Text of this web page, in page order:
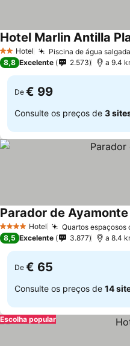
2 Estrelas
Hotel Piscina de água
Hotel Marlin Antilla
8,8 Excelente 2.573 a 9.4
De € 99
Consulte os preços de 3
4 EstrelasHotel Quartos espaçosos
Parador de Ayamonte
8,5 Excelente 3.877 a 8.4
De € 65
Consulte os preços de 14
Escolha popular